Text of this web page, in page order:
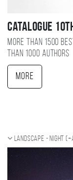
Catalogue
More than 1500
than 1000 authors
More
Landscape - night